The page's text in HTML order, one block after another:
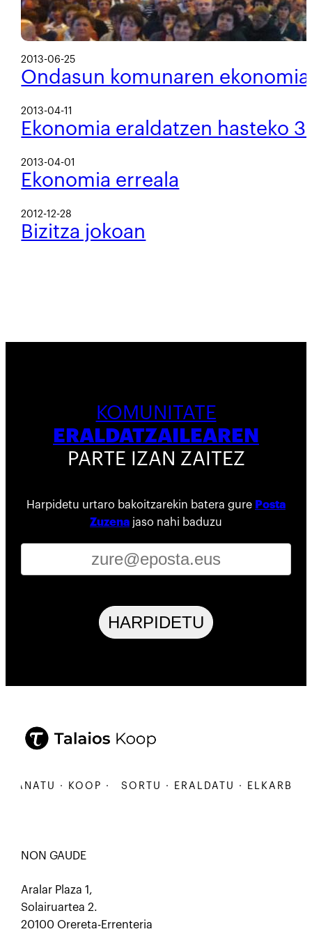
2013-06-25
Ondasun komunaren ekonomia
2013-04-11
Ekonomia eraldatzen hasteko 3
2013-04-01
Ekonomia erreala
2012-12-28
Bizitza jokoan
KOMUNITATE
ERALDATZAILEAREN
PARTE IZAN ZAITEZ
Harpidetu urtaro bakoitzarekin batera gure Posta
Zuzena jaso nahi baduzu
HARPIDETU
· KOOP · SORTU · ERALDATU ·
NON GAUDE
Aralar Plaza 1,
Solairuartea 2.
20100 Orereta-Errenteria